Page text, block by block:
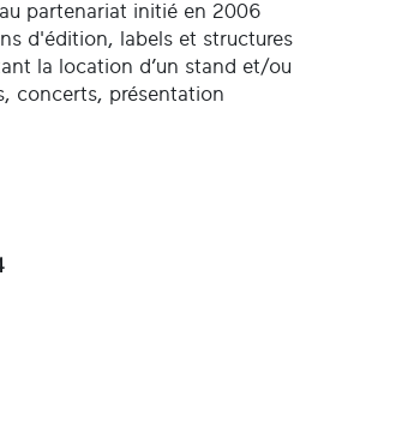
partenariat initié en 2006
d'édition, labels et structures
la location d’un stand et/ou
concerts, présentation